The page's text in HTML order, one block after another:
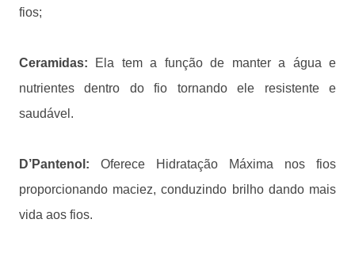
fios;
Ceramidas: Ela tem a função de manter a água e
nutrientes dentro do fio tornando ele resistente e
saudável.
D’Pantenol: Oferece Hidratação Máxima nos fios
proporcionando maciez, conduzindo brilho dando mais
vida aos fios.